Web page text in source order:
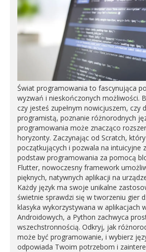
Świat programowania to fascynująca
wyzwań i nieskończonych możliwości.
czy jesteś zupełnym nowicjuszem, czy
programistą, poznanie różnorodnych
programowania może znacząco
horyzonty. Zaczynając od Scratch,
początkujących i pozwala na intuicyjne
podstaw programowania za pomocą
Flutter, nowoczesny framework
pięknych, natywnych aplikacji na
Każdy język ma swoje unikalne
świetnie sprawdzi się w tworzeniu gier
klasyka wykorzystywana w aplikacjach
Androidowych, a Python zachwyca
wszechstronnością. Odkryj, jak
może być programowanie, i wybierz
odpowiada Twoim potrzebom i